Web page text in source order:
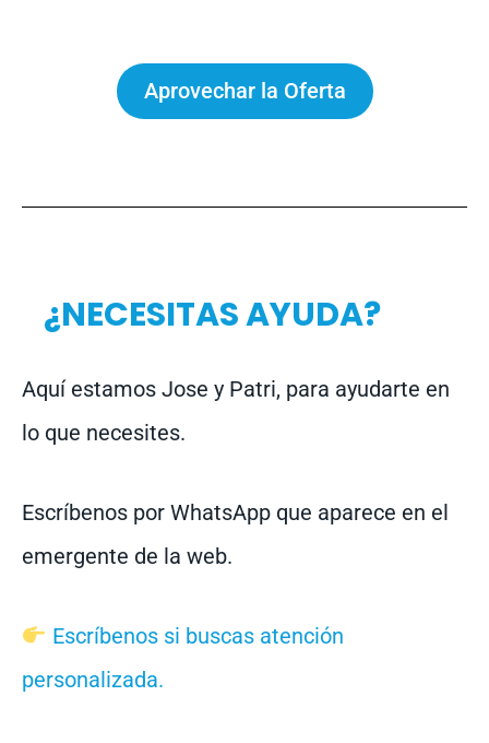
Aprovechar la Oferta
¿NECESITAS AYUDA?
Aquí estamos Jose y Patri, para ayudarte en
lo que necesites.
Escríbenos por WhatsApp que aparece en el
emergente de la web.
Escríbenos si buscas atención
personalizada.